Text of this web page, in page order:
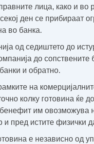
лица, како и во
ден се прибираат
во банка.
од седиштето до
до сопствените
и обратно.
на
колку готовина ќе
бенефит им овозможува
пред истите физички
е независно од